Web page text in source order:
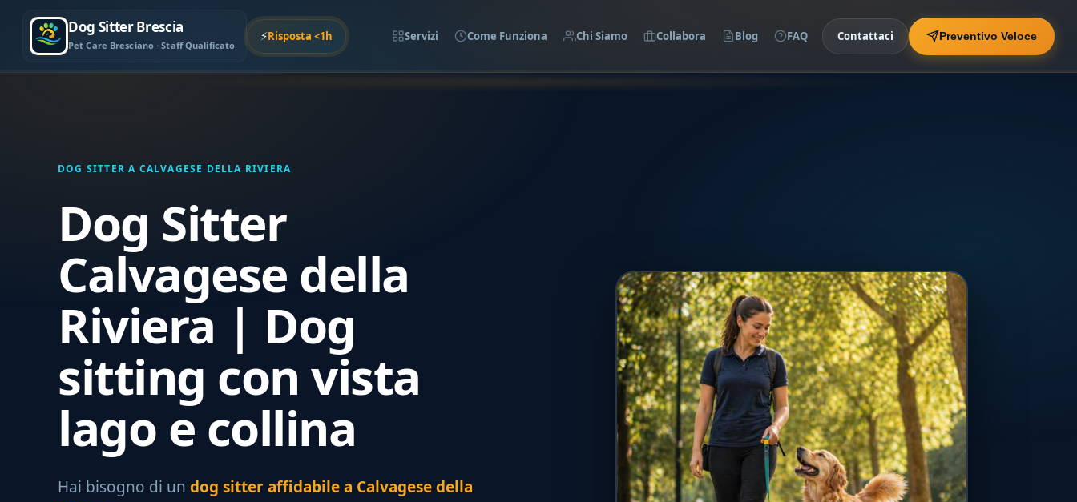
Dog Sitter Brescia
Pet Care Bresciano · Staff Qualificato
⚡Risposta <1h Servizi Come Funziona Chi Siamo Collabora Blog FAQ Contattaci Preventivo Veloce
DOG SITTER A CALVAGESE DELLA RIVIERA
Dog Sitter
Calvagese della
Riviera | Dog
sitting con vista
lago e collina
Hai bisogno di un dog sitter affidabile a Calvagese della